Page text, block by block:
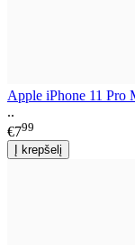
Apple iPhone 11 Pro
..
€799